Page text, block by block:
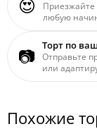
😍
Приезжайте
любую
📷 Торт по
Отправьте
или
Похожие